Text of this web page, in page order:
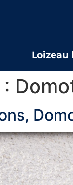
Loizeau